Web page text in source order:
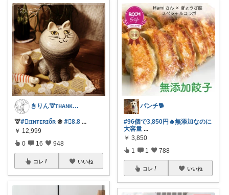
きりん🦒ᴛʜᴀɴᴋs ᴀʟᴡᴀʏs.
🦒#⃞ꓽɪɴᴛᴇʀɪőʀ ❀ #⃞8ᱹ8 ...
￥ 12,999
0 16 948
コレ いいね
パンチ🐕
#96個で3,850円🔥無添加なのに
大容量 ...
￥ 3,850
1 1 788
コレ いいね